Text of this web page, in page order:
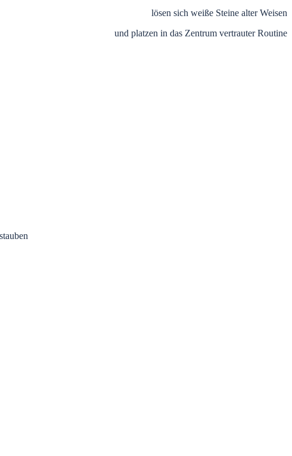
lösen sich weiße Steine alter Weisen
und platzen in das Zentrum vertrauter Routine